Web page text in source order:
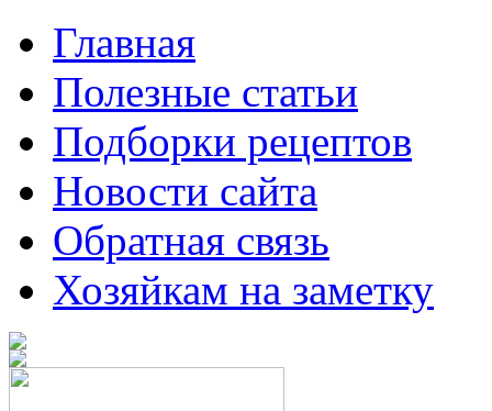
Главная
Полезные статьи
Подборки рецептов
Новости сайта
Обратная связь
Хозяйкам на заметку